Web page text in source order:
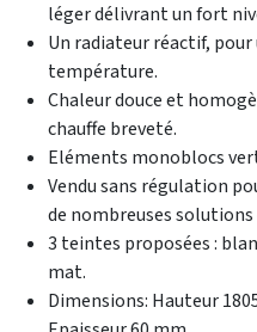
léger délivrant un fort
Un radiateur réactif,
température.
Chaleur douce et
chauffe breveté.
Eléments monoblocs
Vendu sans régulation
de nombreuses
3 teintes proposées :
mat.
Dimensions: Hauteur